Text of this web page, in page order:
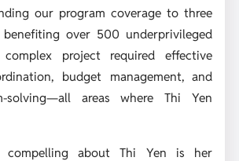
our program coverage to three
benefiting over 500 underprivileged
project required effective
budget management, and
solving—all areas where Thi Yen
about Thi Yen is her